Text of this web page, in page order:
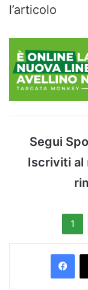
l’articolo
Segui
Iscriviti al
1